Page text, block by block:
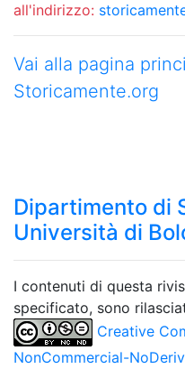
all'indirizzo:
Vai alla pagina
Storicamente.org
Dipartimento di
Università di
I contenuti di questa
specificato, sono
Creative
NonCommercial-